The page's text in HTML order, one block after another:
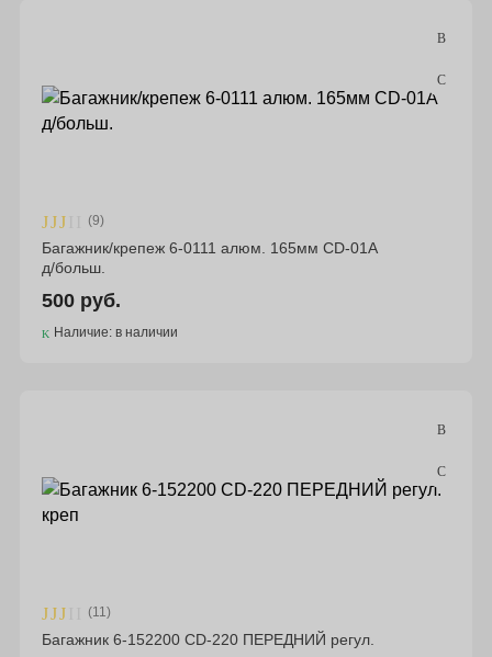
(9)
Багажник/крепеж 6-0111 алюм. 165мм CD-01А
д/больш.
500 руб.
Наличие: в наличии
(11)
Багажник 6-152200 CD-220 ПЕРЕДНИЙ регул.